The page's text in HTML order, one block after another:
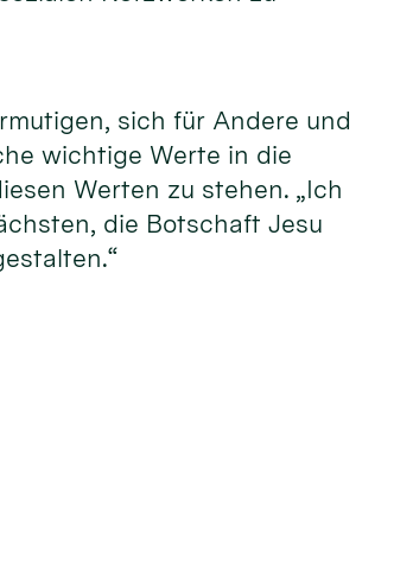
sich für Andere und
wichtige Werte in die
Werten zu stehen. „Ich
die Botschaft Jesu